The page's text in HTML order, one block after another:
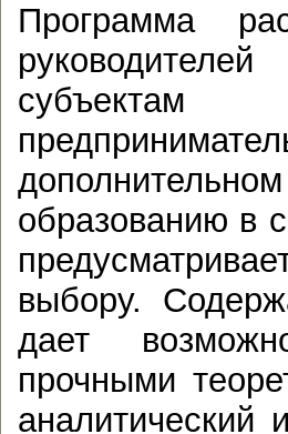
Программа
образованию в
выбору.
дает
прочными
аналитический